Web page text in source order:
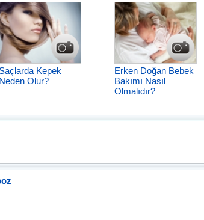
Saçlarda Kepek
Neden Olur?
Erken Doğan Bebek
Bakımı Nasıl
Olmalıdır?